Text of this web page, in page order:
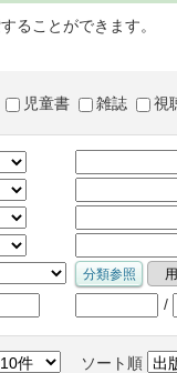
ることができます。
児童書 雑誌 視
/
ソート順